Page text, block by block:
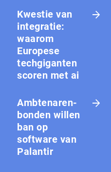
Kwestie van
integratie:
waarom
Europese
techgiganten
scoren met ai
Amb­te­na­ren­
bon­den willen
ban op
software van
Palantir